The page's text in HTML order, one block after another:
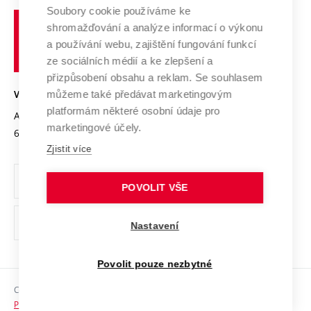
Výzkumné infrastruktury
Transfer znalostí
Open Science
Projekty
Projekty ze strukturálních fondů
Specifický výzkum
Spolupráce se školami
Služby univerzity
Mezinárodní dohody
Univerzitní sítě
Profil univerzity
Udržitelná univerzita
Podnikavá univerzita / ContriBUTe
Bezpečná univerzita
Vyznamenání
Organizační struktura
Ochrana osobních údajů
odkaz)
Sociální bezpečí
učení
technické
VYSOKÉ UČENÍ TECHNICKÉ V BRNĚ
Antonínská 548/1
602 00 Brno
www.vut.cz
vut@vutbr.cz
Copyright © 2026 VUT
Prohlášení o přístupnosti
Soubory cookie používáme ke
shromažďování a analýze informací o výkonu
a používání webu, zajištění fungování funkcí
ze sociálních médií a ke zlepšení a
přizpůsobení obsahu a reklam. Se souhlasem
můžeme také předávat marketingovým
platformám některé osobní údaje pro
marketingové účely.
Zjistit více
POVOLIT VŠE
Nastavení
Povolit pouze nezbytné